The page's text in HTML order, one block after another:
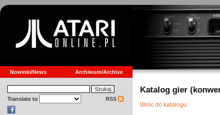
Nowinki/News Archiwum/Archive
Translate to RSS
Katalog gier
Wróc do katalogu